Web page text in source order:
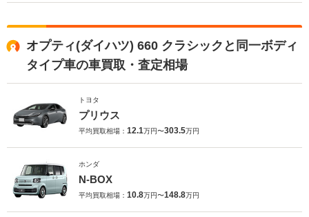
オプティ(ダイハツ) 660 クラシックと同一ボディ
タイプ車の車買取・査定相場
トヨタ
プリウス
平均買取相場： 12.1万円〜303.5万円
ホンダ
N-BOX
平均買取相場： 10.8万円〜148.8万円